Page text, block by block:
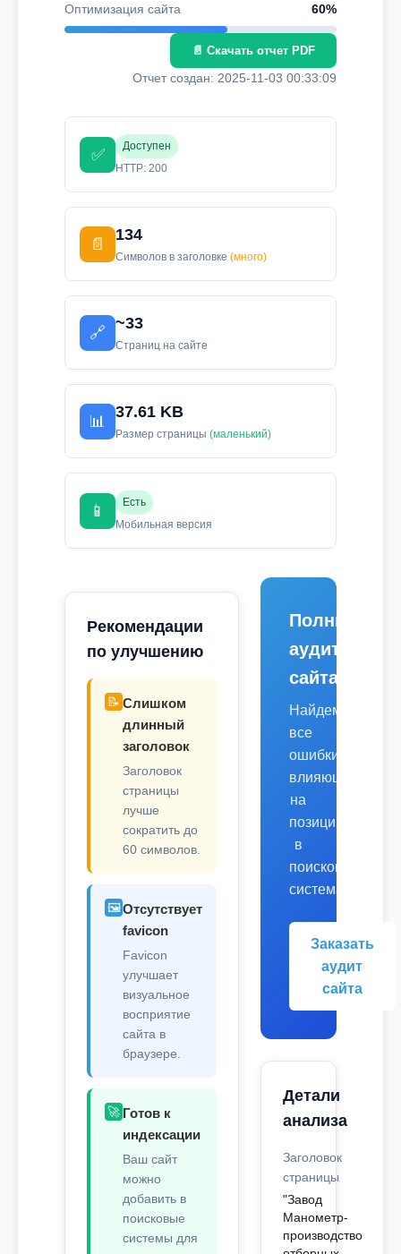
Оптимизация сайта 60%
📄 Скачать отчет PDF
Отчет создан: 2025-11-03 00:33:09
✅
Доступен
HTTP: 200
📄
134
Символов в заголовке (много)
🔗
~33
Страниц на сайте
📊
37.61 KB
Размер страницы (маленький)
📱
Есть
Мобильная версия
Рекомендации
по улучшению
📝 Слишком
длинный
заголовок
Заголовок
страницы
лучше
сократить до
60 символов.
🖼️Отсутствует
favicon
Favicon
улучшает
визуальное
восприятие
сайта в
браузере.
🚀 Готов к
индексации
Ваш сайт
можно
добавить в
поисковые
системы для
Полный
аудит
сайта
Найдем
все
ошибки,
влияющие
на
позиции
в
поисковых
системах.
Заказать
аудит
сайта
Детали
анализа
Заголовок
страницы
"Завод
Манометр-
производство